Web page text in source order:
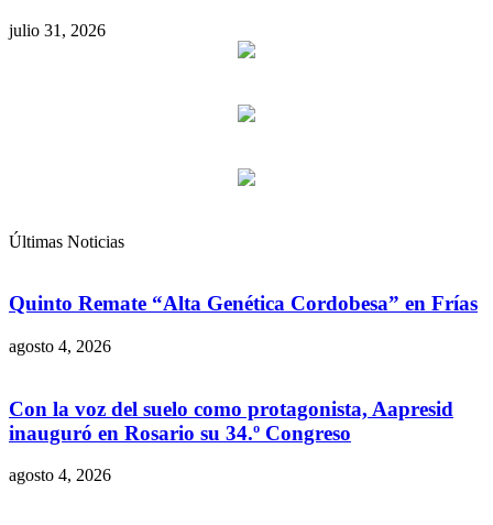
julio 31, 2026
Últimas Noticias
Quinto Remate “Alta Genética Cordobesa” en Frías
agosto 4, 2026
Con la voz del suelo como protagonista, Aapresid
inauguró en Rosario su 34.º Congreso
agosto 4, 2026